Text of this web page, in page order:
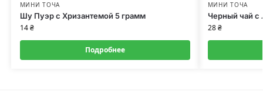
МИНИ ТОЧА
Шу Пуэр с Хризантемой 5 грамм
14₴
Подробнее
МИНИ ТОЧА
Черный чай с
28₴